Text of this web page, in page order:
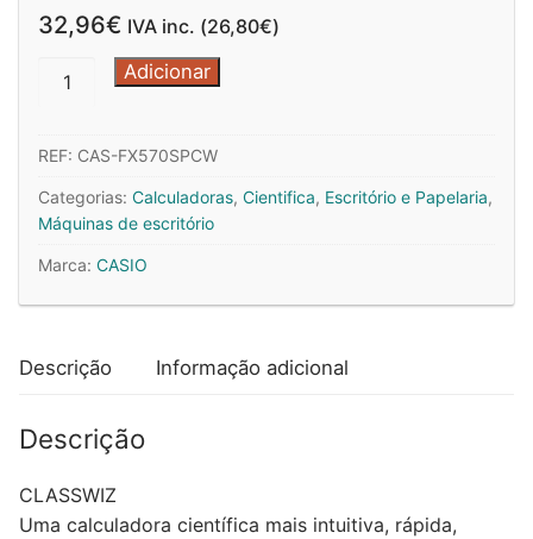
32,96€ IVA inc. (26,80€)
Quantidade
Cientifica
Casio
FX570SPCW
Adicionar
REF: CAS-FX570SPCW
Categorias: Calculadoras, Cientifica, Escritório e Papelaria,
Máquinas de escritório
Marca: CASIO
Descrição Informação adicional
Descrição
CLASSWIZ
Uma calculadora científica mais intuitiva, rápida,